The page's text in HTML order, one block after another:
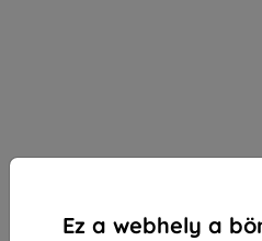
Ez a webhely a